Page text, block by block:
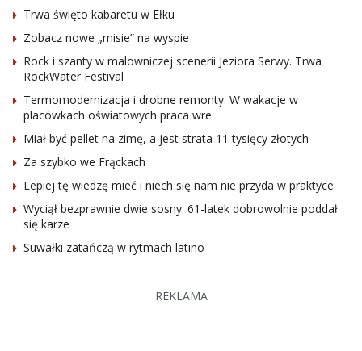
Trwa święto kabaretu w Ełku
Zobacz nowe „misie” na wyspie
Rock i szanty w malowniczej scenerii Jeziora Serwy. Trwa
RockWater Festival
Termomodernizacja i drobne remonty. W wakacje w
placówkach oświatowych praca wre
Miał być pellet na zimę, a jest strata 11 tysięcy złotych
Za szybko we Frąckach
Lepiej tę wiedzę mieć i niech się nam nie przyda w praktyce
Wyciął bezprawnie dwie sosny. 61-latek dobrowolnie poddał
się karze
Suwałki zatańczą w rytmach latino
REKLAMA